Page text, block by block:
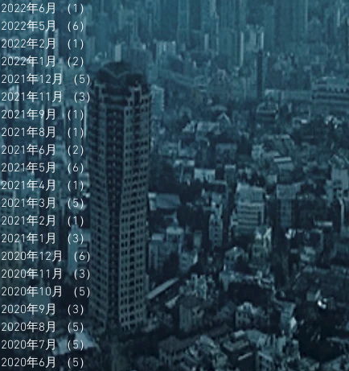
2022年6月 （1）1件の記事
2022年5月
（6）6件の記事
2022年2月
（1）
1件の記事
2022年1月 （2）2件の記事
2021年12月 （5）5件の記事
2021年11月 （3） 3件の記事
2021年9月 （1）1件の記事
2021年8月 （1）1件の記事
2021年6月 （2）2件の記事
2021年5月 （6）6件の記事
2021年4月 （1）1件の記事
2021年3月 （5） 5件の記事
2021年2月 （1）
1件の記事
2021年1月
（3）3件の記事
2020年12月
（6）6件の記事
2020年11月 （3）3件の記事
2020年10月
（5）5件の記事
2020年9月
（3） 3件の記事
2020年8月 （5） 5件の記事
2020年7月 （5）5件の記事
2020年6月 （5）